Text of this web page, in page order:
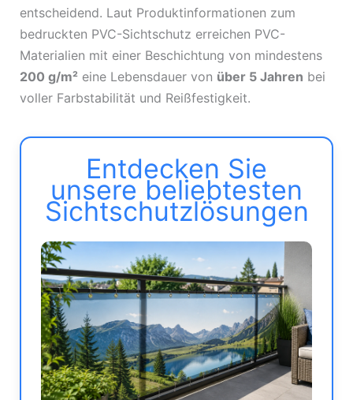
entscheidend. Laut Produktinformationen zum
bedruckten PVC-Sichtschutz erreichen PVC-
Materialien mit einer Beschichtung von mindestens
200 g/m²eine Lebensdauer von über 5 Jahren bei
voller Farbstabilität und Reißfestigkeit.
Entdecken Sie
unsere beliebtesten
Sichtschutzlösungen